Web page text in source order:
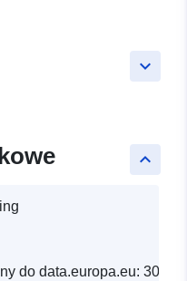
keyboard_arrow_down
keyboard_arrow_up
do data.europa.eu: 30